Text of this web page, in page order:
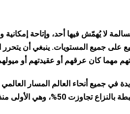
مسالمة لا يُهمّش فيها أحد، وإتاحة
على جميع المستويات. ينبغي أن
مهما كان عرقهم أو عقيدتهم أو